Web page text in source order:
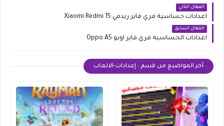
المقال التالي
اعدادات حساسية فري فاير ريدمي Xiaomi Redmi 15
المقال السابق
اعدادات الحساسية فري فاير اوبو Oppo A5
أخر المواضيع من قسم : إعدادات-الالعاب